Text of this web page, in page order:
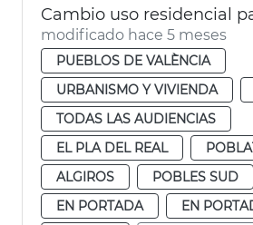
modificado hace 5 meses
PUEBLOS DE VALÈNCIA
URBANISMO Y VIVIENDA
TODAS LAS AUDIENCIAS
EL PLA DEL REAL
ALGIROS
POBLES SUD
EN PORTADA
EN